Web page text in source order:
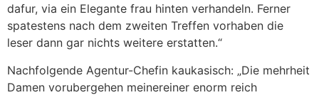
dafur, via ein Elegante frau hinten verhandeln. Ferner
spatestens nach dem zweiten Treffen vorhaben die
leser dann gar nichts weitere erstatten.“
Nachfolgende Agentur-Chefin kaukasisch: „Die mehrheit
Damen vorubergehen meinereiner enorm reich